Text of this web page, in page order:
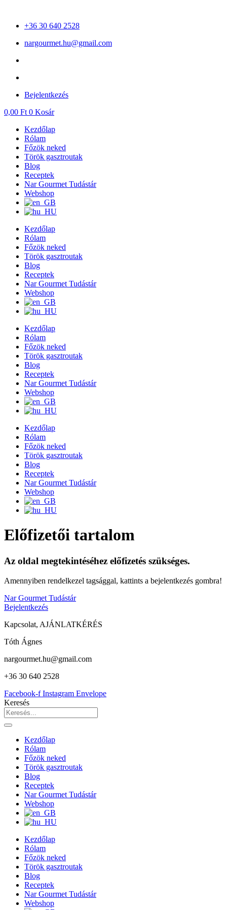
tartalomhoz+36 30 640 2528
nargourmet.hu@gmail.com
Bejelentkezés
0,00 Ft 0 Kosár
Kezdőlap
Rólam
Főzök neked
Török gasztroutak
Blog
Receptek
Nar Gourmet Tudástár
Webshop
Kezdőlap
Rólam
Főzök neked
Török gasztroutak
Blog
Receptek
Nar Gourmet Tudástár
Webshop
Kezdőlap
Rólam
Főzök neked
Török gasztroutak
Blog
Receptek
Nar Gourmet Tudástár
Webshop
Kezdőlap
Rólam
Főzök neked
Török gasztroutak
Blog
Receptek
Nar Gourmet Tudástár
Webshop
Előfizetői tartalom
Az oldal megtekintéséhez előfizetés szükséges.
Amennyiben rendelkezel tagsággal, kattints a bejelentkezés gombra!
Nar Gourmet Tudástár
Bejelentkezés
Kapcsolat, AJÁNLATKÉRÉS
Tóth Ágnes
nargourmet.hu@gmail.com
+36 30 640 2528
Facebook-f Instagram Envelope
Keresés
Kezdőlap
Rólam
Főzök neked
Török gasztroutak
Blog
Receptek
Nar Gourmet Tudástár
Webshop
Kezdőlap
Rólam
Főzök neked
Török gasztroutak
Blog
Receptek
Nar Gourmet Tudástár
Webshop